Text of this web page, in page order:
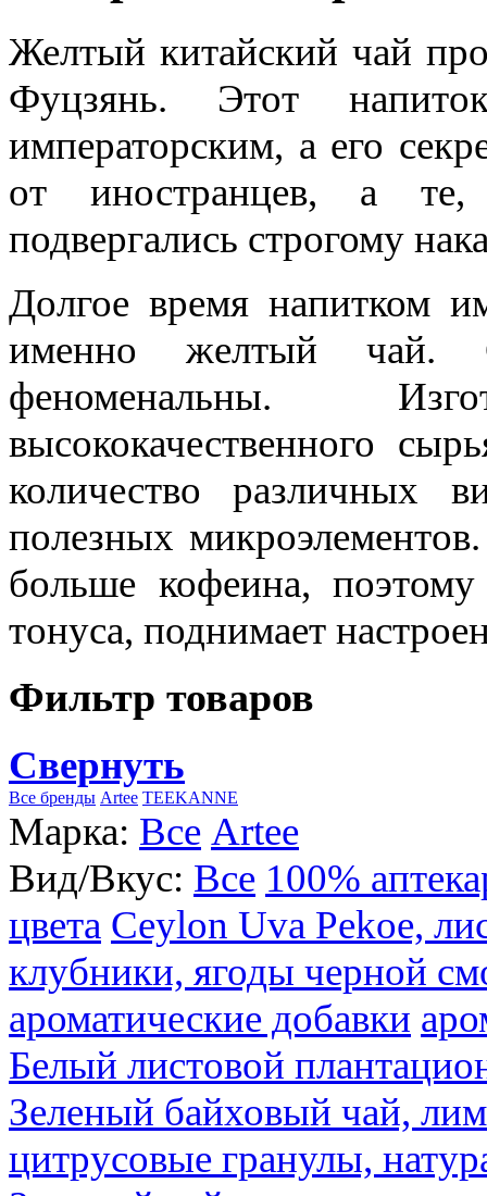
Желтый китайский чай
Фуцзянь. Этот
императорским, а его
от иностранцев, а
подвергались строгому
Долгое время напитком
именно желтый чай.
феноменальны.
высококачественного
количество различных
полезных
больше кофеина,
тонуса, поднимает
Фильтр товаров
Свернуть
Все бренды Artee TEEKANNE
Марка: Все Artee
Вид/Вкус: Все 100%
цвета Ceylon Uva Pekoe,
клубники, ягоды черной
ароматические добавки
Белый листовой
Зеленый байховый чай,
цитрусовые гранулы,